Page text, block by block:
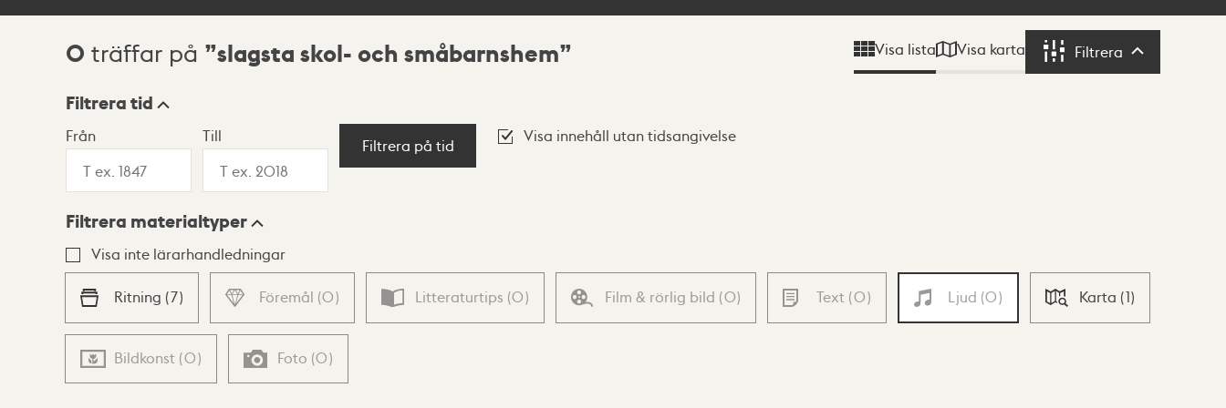
Sökresultat
0 träffar på slagsta skol- och småbarnshem Visa lista Visa karta Filtrera Filtrera
Visningsläge
Lista Karta
Filtrera tid
Från Till
Filtrera på tid
Visa innehåll utan tidsangivelse
Filtrera materialtyper
Visa inte lärarhandledningar
Ritning (7) Föremål (0) Litteraturtips (0) Film & rörlig bild (0) Text (0) Ljud (0) Karta (1)
Bildkonst (0) Foto (0)